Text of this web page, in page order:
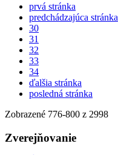
prvá stránka
predchádzajúca stránka
30
31
32
33
34
ďalšia stránka
posledná stránka
Zobrazené 776-800 z 2998
Zverejňovanie